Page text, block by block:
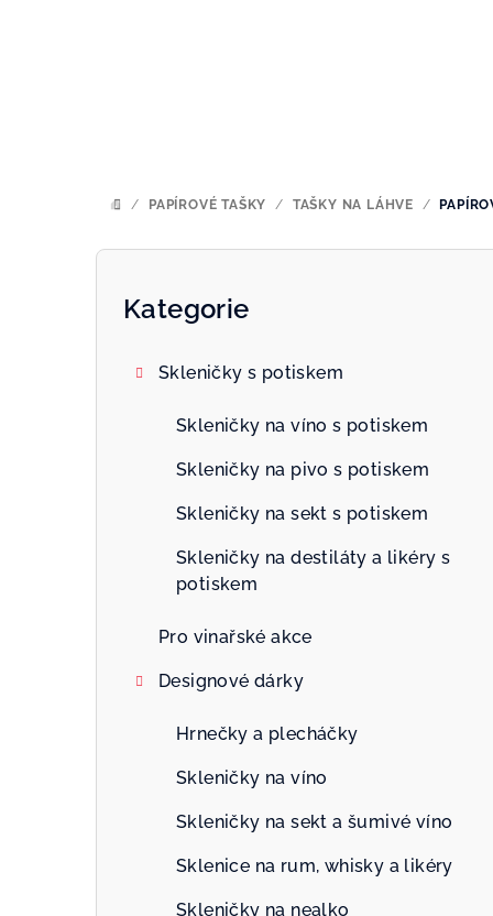
DOMŮ
/ PAPÍROVÉ TAŠKY / TAŠKY NA LÁHVE /
P
Přeskočit
Kategorie
Skleničky s potiskem
Skleničky na víno s potiskem
Skleničky na pivo s potiskem
Skleničky na sekt s potiskem
Skleničky na destiláty a likéry s
potiskem
Pro vinařské akce
Designové dárky
Hrnečky a plecháčky
Skleničky na víno
Skleničky na sekt a šumivé víno
Sklenice na rum, whisky a likéry
Skleničky na nealko